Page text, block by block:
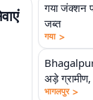
गया जंक्शन
जब्त
गया >
अड़े
भागलपुर >